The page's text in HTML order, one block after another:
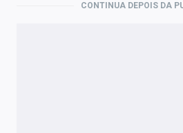
CONTINUA DEPOIS DA